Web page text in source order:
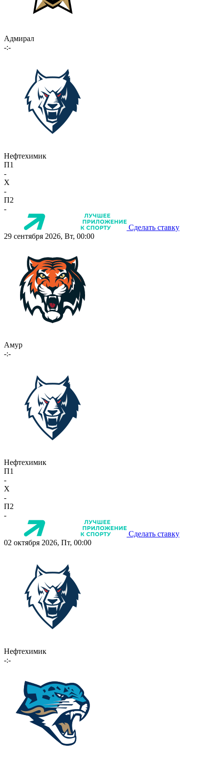
Адмирал
-:-
Нефтехимик
П1
-
X
-
П2
-
Сделать ставку
29 сентября 2026, Вт, 00:00
Амур
-:-
Нефтехимик
П1
-
X
-
П2
-
Сделать ставку
02 октября 2026, Пт, 00:00
Нефтехимик
-:-